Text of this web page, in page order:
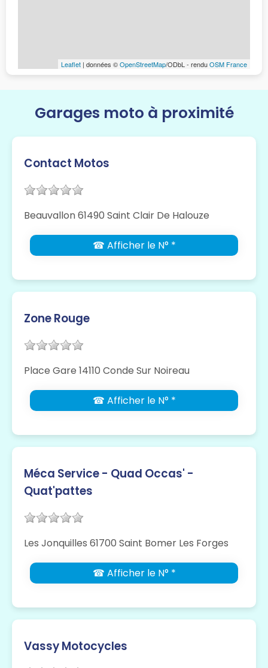
Leaflet | données ©OpenStreetMap/ODbL - renduOSM France
Garages moto à proximité
Contact Motos
Beauvallon 61490 Saint Clair De Halouze
☎ Afficher le N° *
Zone Rouge
Place Gare 14110 Conde Sur Noireau
☎ Afficher le N° *
Méca Service - Quad Occas' -
Quat'pattes
Les Jonquilles 61700 Saint Bomer Les Forges
☎ Afficher le N° *
Vassy Motocycles